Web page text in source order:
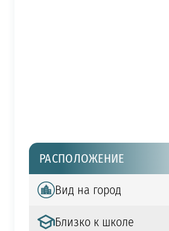
РАСПОЛОЖЕНИЕ
Вид на город
Близко к школе